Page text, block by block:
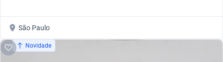
São Paulo
Novidade